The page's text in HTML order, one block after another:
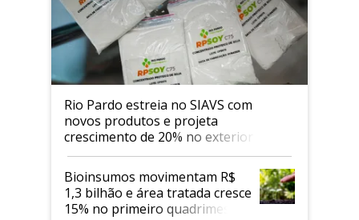
Rio Pardo estreia no SIAVS com
novos produtos e projeta
crescimento de 20% no exterior
Bioinsumos movimentam R$
1,3 bilhão e área tratada cresce
15% no primeiro quadrimestre